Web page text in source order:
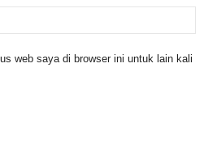
web saya di browser ini untuk lain kali